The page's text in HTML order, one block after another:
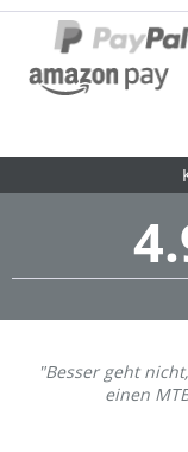
"Besser geht
einen